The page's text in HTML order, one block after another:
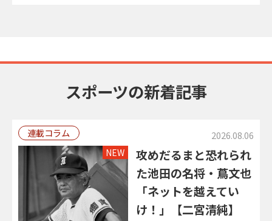
スポーツの新着記事
連載コラム 2026.08.06
NEW
攻めだるまと恐れられ
た池田の名将・蔦文也
「ネットを越えてい
け！」【二宮清純】